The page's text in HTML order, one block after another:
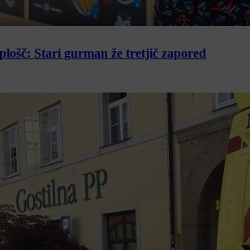
Stari gurman že tretjič zapored